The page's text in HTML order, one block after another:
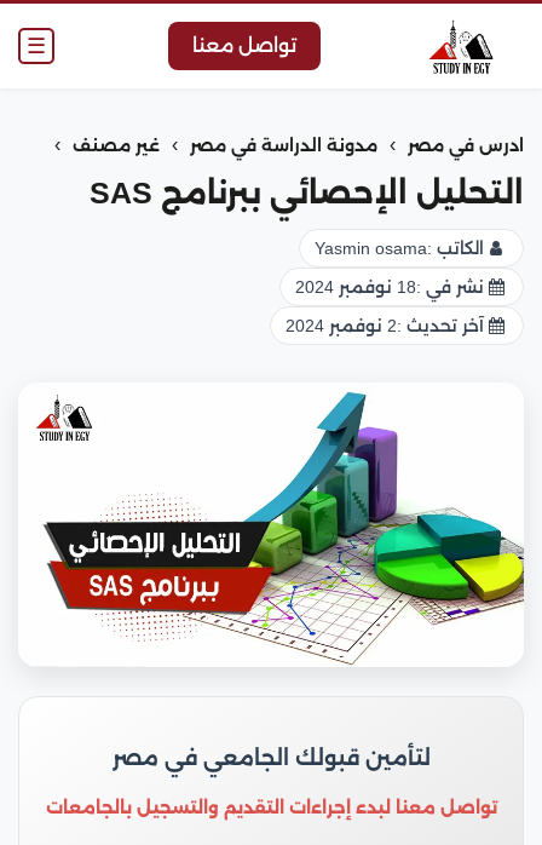
☰ تواصل معنا
ادرس في مصر › مدونة الدراسة في مصر › غير مصنف ›
التحليل الإحصائي ببرنامج SAS
الكاتب :Yasmin osama
نشر في :18 نوفمبر 2024
آخر تحديث :2 نوفمبر 2024
لتأمين قبولك الجامعي في مصر
تواصل معنا لبدء إجراءات التقديم والتسجيل بالجامعات